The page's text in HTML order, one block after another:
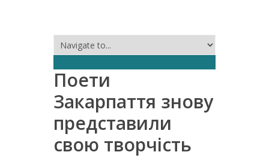
Поети
Закарпаття знову
представили
свою творчість